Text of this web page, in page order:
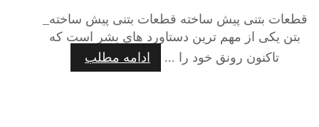
قطعات بتنی پیش ساخته قطعات بتنی پیش ساخته_
بتن یکی از مهم ترین دستاورد های بشر است که
تاکنون رونق خود را ...
ادامه مطلب